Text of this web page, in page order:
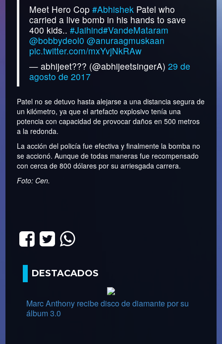
Meet Hero Cop#Abhishek Patel who
carried a live bomb in his hands to save
400 kids..#Jaihind#VandeMataram
@bobbydeol0 @anuraagmuskaan
pic.twitter.com/mxYvjNkRAw
— abhijeet??? (@abhijeetsingerA)29 de
agosto de 2017
Patel no se detuvo hasta alejarse a una distancia segura de
un kilómetro, ya que el artefacto explosivo tenía una
potencia con capacidad de provocar daños en 500 metros
a la redonda.
La acción del policía fue efectiva y finalmente la bomba no
se accionó. Aunque de todas maneras fue recompensado
con cerca de 800 dólares por su arriesgada carrera.
Foto: Cen.
DESTACADOS
Marc Anthony recibe disco de diamante por su
álbum 3.0